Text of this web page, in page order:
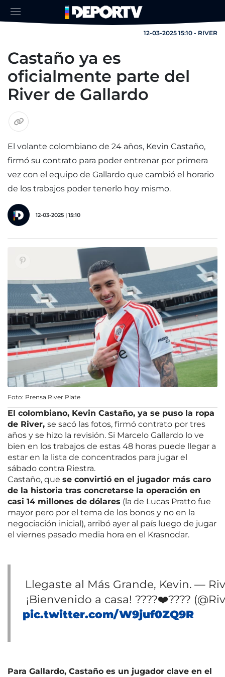
12-03-2025 15:10 - RIVER
Castaño ya es
oficialmente parte del
River de Gallardo
El volante colombiano de 24 años, Kevin Castaño,
firmó su contrato para poder entrenar por primera
vez con el equipo de Gallardo que cambió el horario
de los trabajos poder tenerlo hoy mismo.
12-03-2025 | 15:10
Foto: Prensa River Plate
El colombiano, Kevin Castaño, ya se puso la ropa
de River, se sacó las fotos, firmó contrato por tres
años y se hizo la revisión. Si Marcelo Gallardo lo ve
bien en los trabajos de estas 48 horas puede llegar a
estar en la lista de concentrados para jugar el
sábado contra Riestra.
Castaño, que se convirtió en el jugador más caro
de la historia tras concretarse la operación en
casi 14 millones de dólares (la de Lucas Pratto fue
mayor pero por el tema de los bonos y no en la
negociación inicial), arribó ayer al país luego de jugar
el viernes pasado media hora en el Krasnodar.
Llegaste al Más Grande, Kevin.
¡Bienvenido a casa! ????❤️????
pic.twitter.com/W9juf0ZQ9R
—
Para Gallardo, Castaño es un jugador clave en el